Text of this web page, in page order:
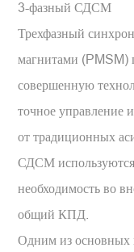
3-фазный СДСМ
Трехфазный
магнитами (PMSM)
совершенную
точное управление
от традиционных
СДСМ используются
необходимость во
общий КПД.
Одним из основных